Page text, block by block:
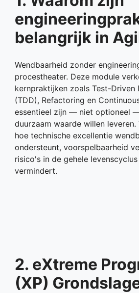
belangrijk in
Wendbaarheid zonder
procestheater. Deze module
kernpraktijken zoals Test-Driven
(TDD), Refactoring en
essentieel zijn — niet optioneel
duurzaam waarde willen leveren.
hoe technische excellentie
ondersteunt, voorspelbaarheid
risico's in de gehele
vermindert.
2. eXtreme
(XP)